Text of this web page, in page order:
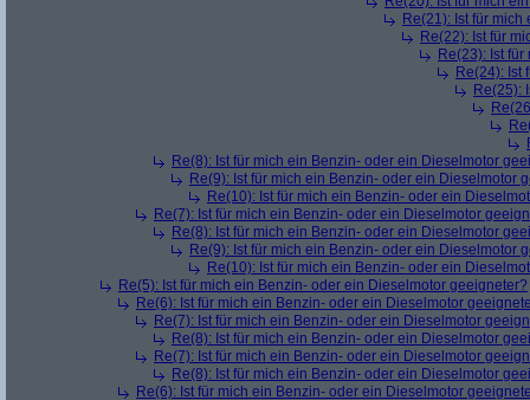
Re(21): Ist für
Re(22): Ist für
Re(23): Ist
Re(24): Ist
Re(25):
Re(8): Ist für mich ein Benzin- oder ein Dieselmotor
Re(9): Ist für mich ein Benzin- oder ein Dieselmotor
Re(10): Ist für mich ein Benzin- oder ein
Re(7): Ist für mich ein Benzin- oder ein Dieselmotor
Re(8): Ist für mich ein Benzin- oder ein Dieselmotor
Re(9): Ist für mich ein Benzin- oder ein Dieselmotor
Re(10): Ist für mich ein Benzin- oder ein
Re(5): Ist für mich ein Benzin- oder ein Dieselmotor geeigneter?
Re(6): Ist für mich ein Benzin- oder ein Dieselmotor
Re(7): Ist für mich ein Benzin- oder ein Dieselmotor
Re(8): Ist für mich ein Benzin- oder ein Dieselmotor
Re(7): Ist für mich ein Benzin- oder ein Dieselmotor
Re(8): Ist für mich ein Benzin- oder ein Dieselmotor
Re(6): Ist für mich ein Benzin- oder ein Dieselmotor